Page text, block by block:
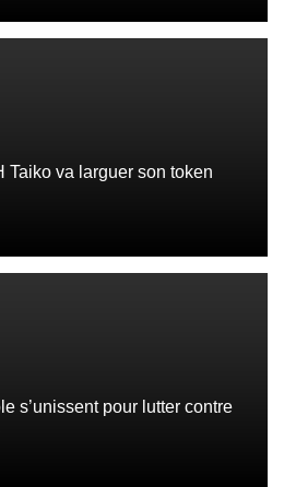
Taiko va larguer son token
s’unissent pour lutter contre